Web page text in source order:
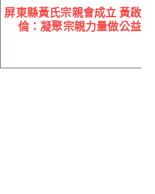
屏東縣黃氏宗親會成立 黃啟
倫：凝聚宗親力量做公益